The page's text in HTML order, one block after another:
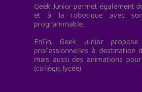
Geek Junior permet également
et à la robotique avec
programmable.
Enfin, Geek Junior
professionnelles à destination
mais aussi des animations
(collège, lycée).